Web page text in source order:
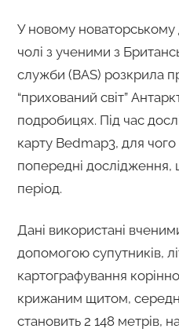
У новому новаторському
чолі з ученими з
служби (BAS) розкрила
“прихований світ”
подробицях. Під час
карту Bedmap3, для
попередні
період.
Дані використані
допомогою супутників,
картографування
крижаним щитом,
становить 2 148 метрів,